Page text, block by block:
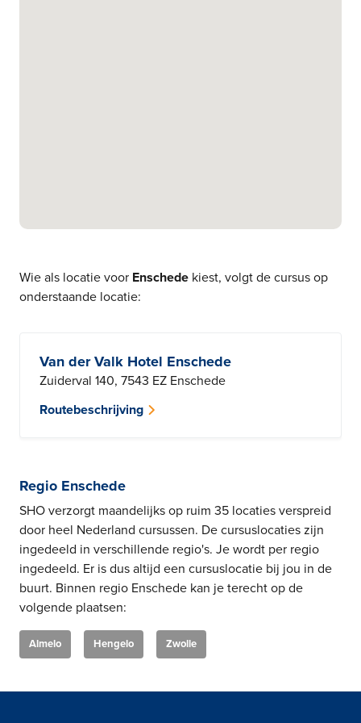
Wie als locatie voor Enschede kiest, volgt de cursus op
onderstaande locatie:
Van der Valk Hotel Enschede
Zuiderval 140, 7543 EZ Enschede
Routebeschrijving
Regio Enschede
SHO verzorgt maandelijks op ruim 35 locaties verspreid
door heel Nederland cursussen. De cursuslocaties zijn
ingedeeld in verschillende regio's. Je wordt per regio
ingedeeld. Er is dus altijd een cursuslocatie bij jou in de
buurt. Binnen regio Enschede kan je terecht op de
volgende plaatsen:
Almelo Hengelo Zwolle